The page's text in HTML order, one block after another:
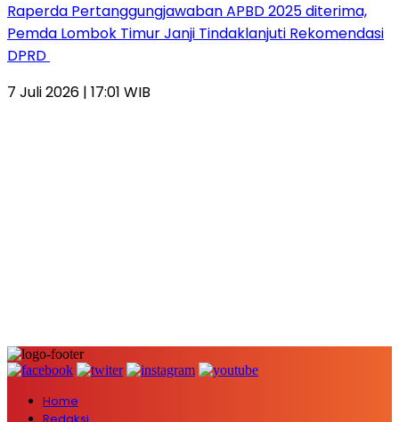
Raperda Pertanggungjawaban APBD 2025 diterima,
Pemda Lombok Timur Janji Tindaklanjuti Rekomendasi
DPRD
7 Juli 2026 | 17:01 WIB
Home